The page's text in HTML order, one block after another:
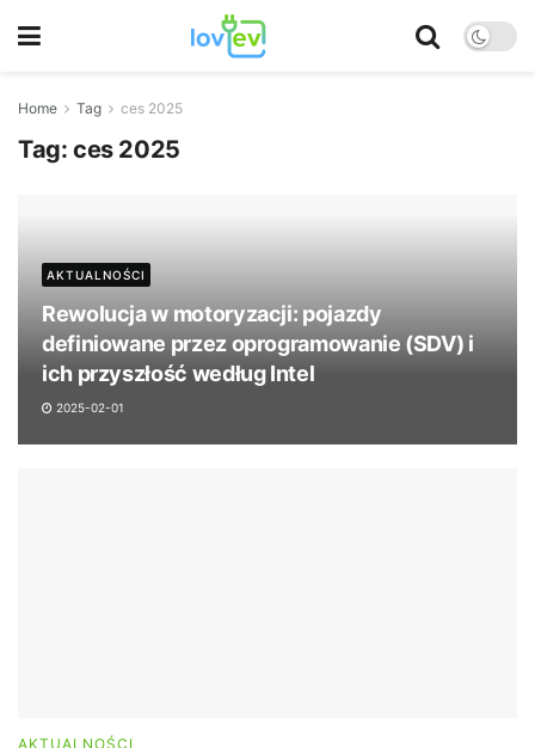
Home Tag ces 2025
Tag: ces 2025
AKTUALNOŚCI
Rewolucja w motoryzacji: pojazdy
definiowane przez oprogramowanie (SDV) i
ich przyszłość według Intel
2025-02-01
AKTUALNOŚCI